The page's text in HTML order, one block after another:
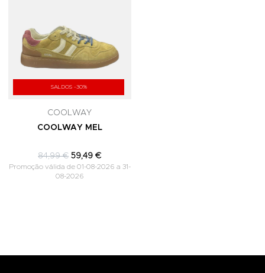
SALDOS -30%
COOLWAY
COOLWAY MEL
84,99 € 59,49 €
Promoção válida de 01-08-2026 a 31-
08-2026